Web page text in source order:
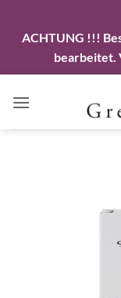
ACHTUNG !!!
bearbeitet.
Inhalt